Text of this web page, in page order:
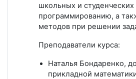
школьных и
программированию, а
методов при решении
Преподаватели курса:
Наталья Бондаренко,
прикладной